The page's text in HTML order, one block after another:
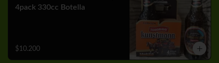
4pack 330cc Botella
$10.200